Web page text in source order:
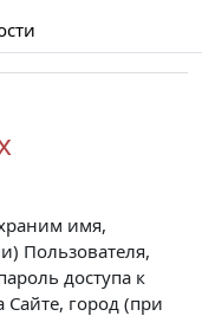
имя,
Пользователя,
доступа к
город (при